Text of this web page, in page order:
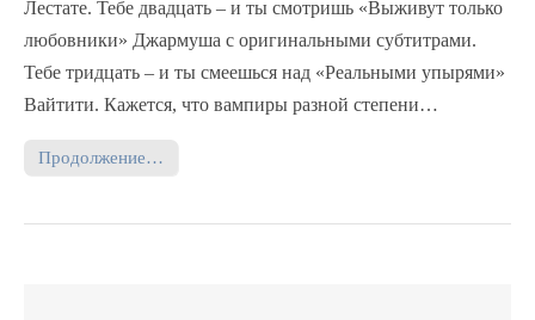
Лестате. Тебе двадцать – и ты смотришь «Выживут только
любовники» Джармуша с оригинальными субтитрами.
Тебе тридцать – и ты смеешься над «Реальными упырями»
Вайтити. Кажется, что вампиры разной степени…
Продолжение…